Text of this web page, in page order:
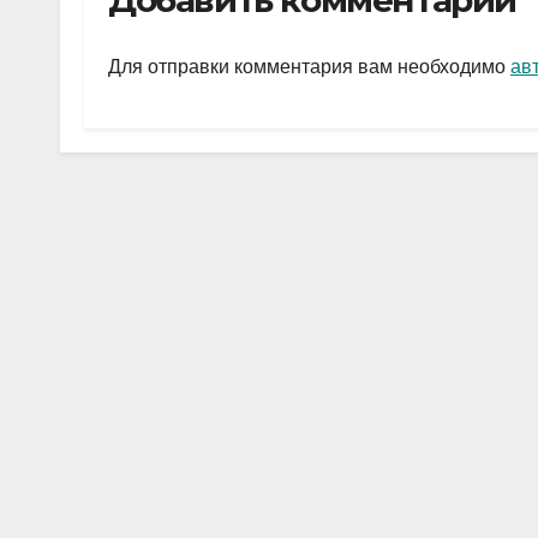
gr
a
s
A
p
а
в
ть
Для отправки комментария вам необходимо